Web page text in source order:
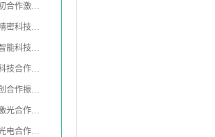
松盛光电&东莞人之初合作激光焊
松盛光电&东莞镭兴精密科技合作
松盛光电&广东瑞天智能科技合作
松盛光电&北京图勤科技合作振镜
松盛光电&常州捷佳创合作振镜同
松盛光电&广州亚创激光合作激光
松盛光电&杭州翼然光电合作激光